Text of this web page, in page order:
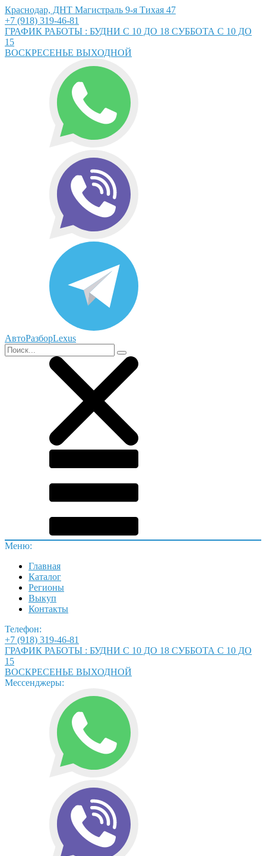
Краснодар, ДНТ Магистраль 9-я Тихая 47
+7 (918) 319-46-81
ГРАФИК РАБОТЫ : БУДНИ С 10 ДО 18 СУББОТА С 10 ДО
15
ВОСКРЕСЕНЬЕ ВЫХОДНОЙ
АвтоРазборLexus
Меню:
Главная
Каталог
Регионы
Выкуп
Контакты
Телефон:
+7 (918) 319-46-81
ГРАФИК РАБОТЫ : БУДНИ С 10 ДО 18 СУББОТА С 10 ДО
15
ВОСКРЕСЕНЬЕ ВЫХОДНОЙ
Мессенджеры: